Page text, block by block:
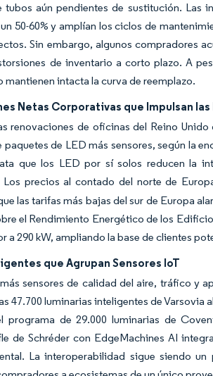
aún pendientes de sustitución. Las
50-60% y amplían los ciclos de
Sin embargo, algunos compradores
de inventario a corto plazo. A
intacta la curva de reemplazo.
Netas Corporativas que Impulsan
renovaciones de oficinas del Reino
de LED más sensores, según la
que los LED por sí solos reducen la
Los precios al contado del norte de
las tarifas más bajas del sur de Europa
el Rendimiento Energético de los
290 kW, ampliando la base de clientes
que Agrupan Sensores IoT
sensores de calidad del aire, tráfico y
47.700 luminarias inteligentes de Varsovia
de 29.000 luminarias de
de Schréder con EdgeMachines AI
La interoperabilidad sigue siendo